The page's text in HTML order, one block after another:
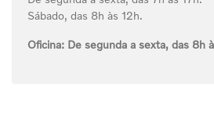
Sábado, das 8h às 12h.
Oficina: De segunda a sexta, das 8h